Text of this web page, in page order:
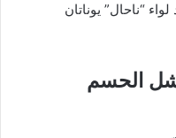
لواء “ناحال” يوناتان
الحسم